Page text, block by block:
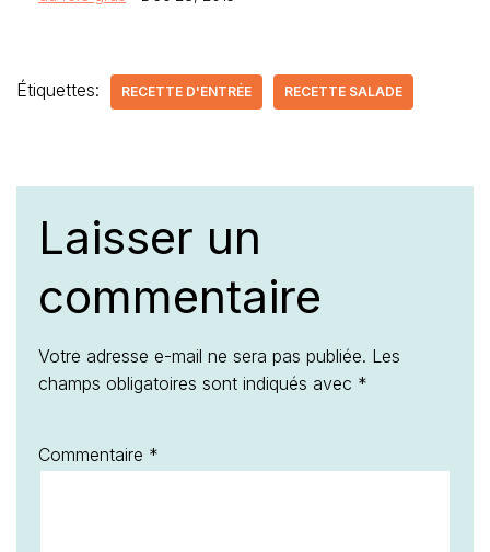
Étiquettes: RECETTE D'ENTRÉE RECETTE SALADE
Laisser un
commentaire
Votre adresse e-mail ne sera pas publiée. Les
champs obligatoires sont indiqués avec *
Commentaire *